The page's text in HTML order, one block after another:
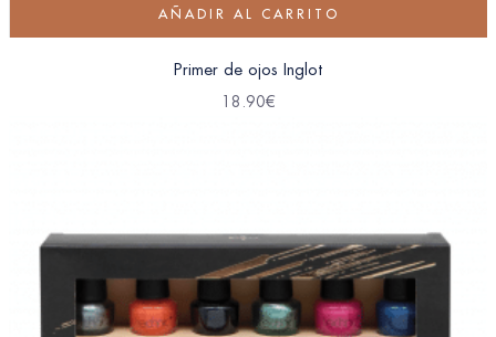
AÑADIR AL CARRITO
Primer de ojos Inglot
18.90€